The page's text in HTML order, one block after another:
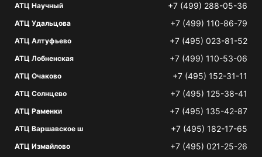
АТЦ Научный +7 (499) 288-05-36
АТЦ Удальцова +7 (499) 110-86-79
АТЦ Алтуфьево +7 (495) 023-81-52
АТЦ Лобненская +7 (499) 110-53-06
АТЦ Очаково +7 (495) 152-31-11
АТЦ Солнцево +7 (495) 125-38-41
АТЦ Раменки +7 (495) 135-42-87
АТЦ Варшавское ш +7 (495) 182-17-65
АТЦ Измайлово +7 (495) 021-25-26